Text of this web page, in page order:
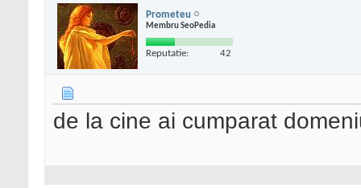
Prometeu
Membru SeoPedia
Reputatie: 42
de la cine ai cumparat